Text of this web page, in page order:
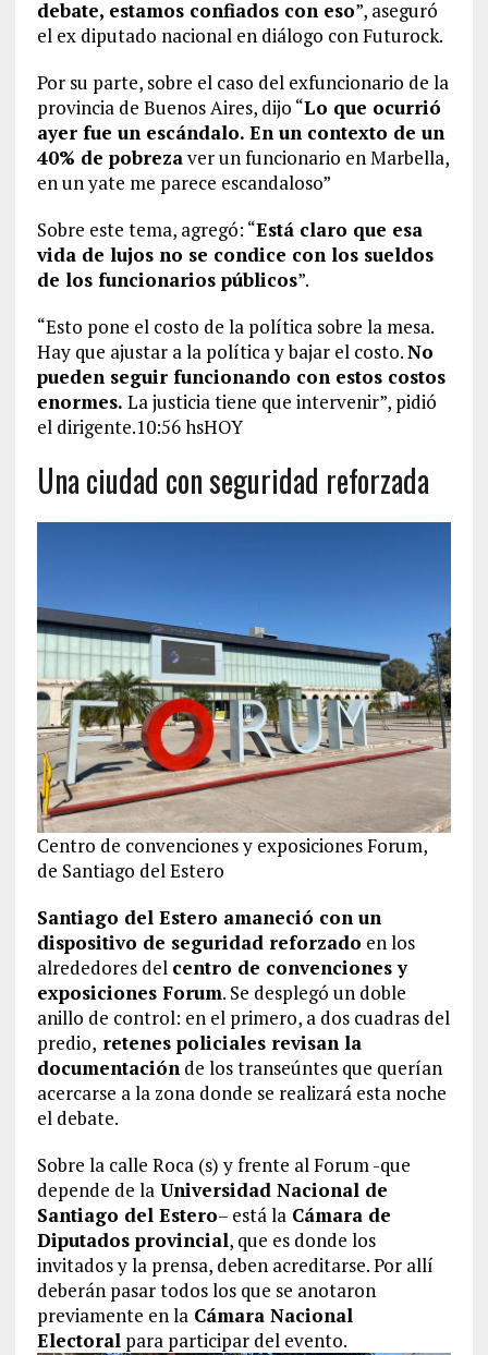
debate, estamos confiados con eso”, aseguró
el ex diputado nacional en diálogo con Futurock.
Por su parte, sobre el caso del exfuncionario de la
provincia de Buenos Aires, dijo “Lo que ocurrió
ayer fue un escándalo. En un contexto de un
40% de pobrezaver un funcionario en Marbella,
en un yate me parece escandaloso”
Sobre este tema, agregó: “Está claro que esa
vida de lujos no se condice con los sueldos
de los funcionarios públicos”.
“Esto pone el costo de la política sobre la mesa.
Hay que ajustar a la política y bajar el costo.No
pueden seguir funcionando con estos costos
enormes. La justicia tiene que intervenir”, pidió
el dirigente.10:56 hsHOY
Una ciudad con seguridad reforzada
Centro de convenciones y exposiciones Forum,
de Santiago del Estero
Santiago del Estero amaneció con un
dispositivo de seguridad reforzado en los
alrededores del centro de convenciones y
exposiciones Forum. Se desplegó un doble
anillo de control: en el primero, a dos cuadras del
predio, retenes policiales revisan la
documentaciónde los transeúntes que querían
acercarse a la zona donde se realizará esta noche
el debate.
Sobre la calle Roca (s) y frente al Forum -que
depende de laUniversidad Nacional de
Santiago del Estero– está laCámara de
Diputados provincial, que es donde los
invitados y la prensa, deben acreditarse. Por allí
deberán pasar todos los que se anotaron
previamente en laCámara Nacional
Electoralpara participar del evento.